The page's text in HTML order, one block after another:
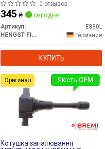
0 отзывов
345 ₴ сегодня
Артикул:
E880L
HENGST FILTER
Германия
КУПИТЬ
Котушка запалювання
Якість OEM
Оригинал